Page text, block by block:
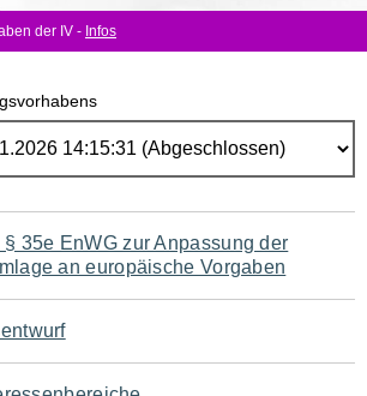
der IV - Infos
35e EnWG zur Anpassung der
an europäische Vorgaben